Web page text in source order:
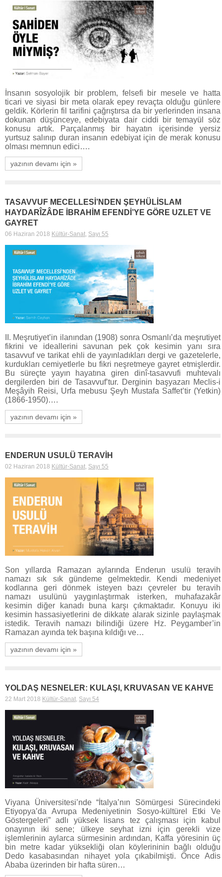
İnsanın sosyolojik bir problem, felsefi bir mesele ve hatta
ticari ve siyasi bir meta olarak epey revaçta olduğu günlere
geldik. Körlerin fil tarifini çağrıştırsa da bir yerlerinden insana
dokunan düşünceye, edebiyata dair ciddi bir temayül söz
konusu artık. Parçalanmış bir hayatın içerisinde yersiz
yurtsuz salınıp duran insanın edebiyat için de merak konusu
olması memnun edici….
yazının devamı için »
TASAVVUF MECELLESİ’NDEN ŞEYHÜLİSLAM
HAYDARÎZÂDE İBRAHİM EFENDİ’YE GÖRE UZLET VE
GAYRET
06 Haziran 2018 Kültür-Sanat, Sayı 55
II. Meşrutiyet’in ilanından (1908) sonra Osmanlı’da meşrutiyet
fikrini ve ideallerini savunan pek çok kesimin yanı sıra
tasavvuf ve tarikat ehli de yayınladıkları dergi ve gazetelerle,
kurdukları cemiyetlerle bu fikri neşretmeye gayret etmişlerdir.
Bu süreçte yayın hayatına giren dinî-tasavvufi muhtevalı
dergilerden biri de Tasavvuf’tur. Derginin başyazarı Meclis-i
Meşâyih Reisi, Urfa mebusu Şeyh Mustafa Saffet’tir (Yetkin)
(1866-1950)….
yazının devamı için »
ENDERUN USULÜ TERAVİH
02 Haziran 2018 Kültür-Sanat, Sayı 55
Son yıllarda Ramazan aylarında Enderun usulü teravih
namazı sık sık gündeme gelmektedir. Kendi medeniyet
kodlarına geri dönmek isteyen bazı çevreler bu teravih
namazı usulünü yaygınlaştırmak isterken, muhafazakâr
kesimin diğer kanadı buna karşı çıkmaktadır. Konuyu iki
kesimin hassasiyetlerini de dikkate alarak sizinle paylaşmak
istedik. Teravih namazı bilindiği üzere Hz. Peygamber’in
Ramazan ayında tek başına kıldığı ve…
yazının devamı için »
YOLDAŞ NESNELER: KULAŞI, KRUVASAN VE KAHVE
22 Mart 2018 Kültür-Sanat, Sayı 54
Viyana Üniversitesi’nde “İtalya’nın Sömürgesi Sürecindeki
Etiyopya’da Avrupa Medeniyetinin Sosyo-kültürel Etki Ve
Göstergeleri” adlı yüksek lisans tez çalışması için kabul
onayının iki sene; ülkeye seyhat izni için gerekli vize
işlemlerinin aylarca sürmesinin ardından, Kaffa yöresinin üç
bin metre kadar yüksekliği olan köylerininin bağlı olduğu
Dedo kasabasından nihayet yola çıkabilmişti. Önce Adis
Ababa üzerinden bir hafta süren…